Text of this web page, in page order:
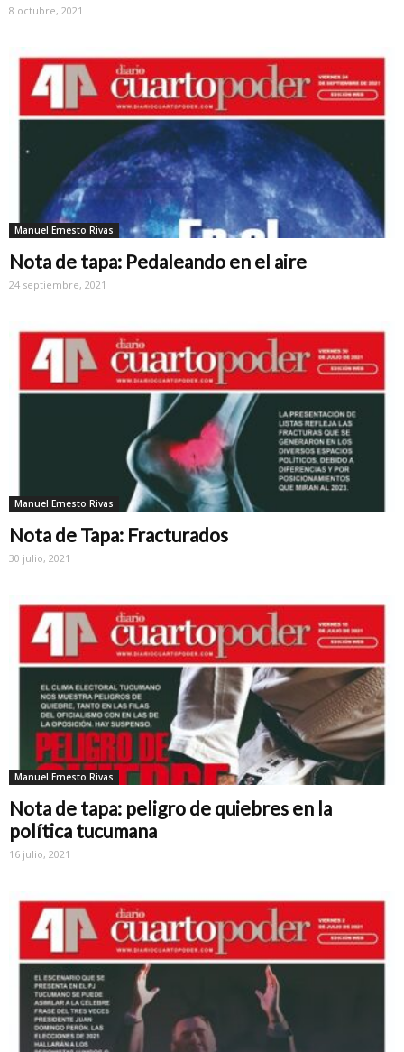
8 octubre, 2021
Manuel Ernesto Rivas
Nota de tapa: Pedaleando en el aire
24 septiembre, 2021
Manuel Ernesto Rivas
Nota de Tapa: Fracturados
30 julio, 2021
Manuel Ernesto Rivas
Nota de tapa: peligro de quiebres en la
política tucumana
16 julio, 2021